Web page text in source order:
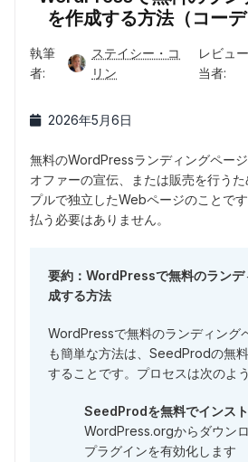
を作成する方法（コー
執筆
者:
ステイシー・コ
リン
レビュ
当者:
2026年5月6日
無料のWordPressランディングページ
オファーの宣伝、または販売を行う
プルで独立したWebページのことで
払う必要はありません。
要約：WordPressで無料のランデ
成する方法
WordPressで無料のランディング
も簡単な方法は、SeedProdの無
することです。プロセスは次のよ
SeedProdを無料でインス
WordPress.orgからダウン
プラグインを有効化します